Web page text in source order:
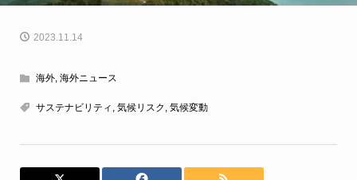
2023.11.14
海外, 海外ニュース
サステナビリティ , 気候リスク , 気候変動